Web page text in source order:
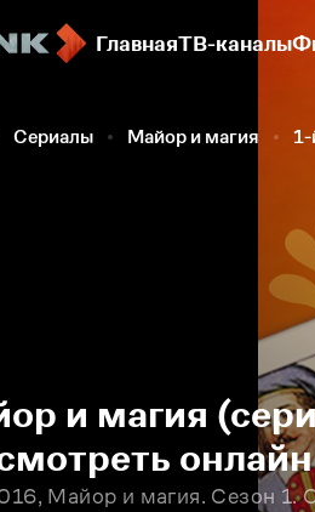
ГлавнаяТВ-каналы
Сериалы Майор и магия 1-
и магия
Майор и магия. Сезон 1.